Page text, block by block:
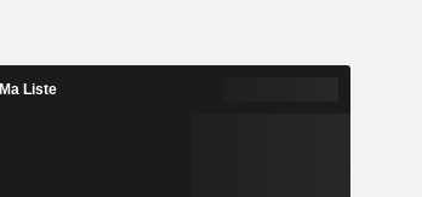
Ma Liste